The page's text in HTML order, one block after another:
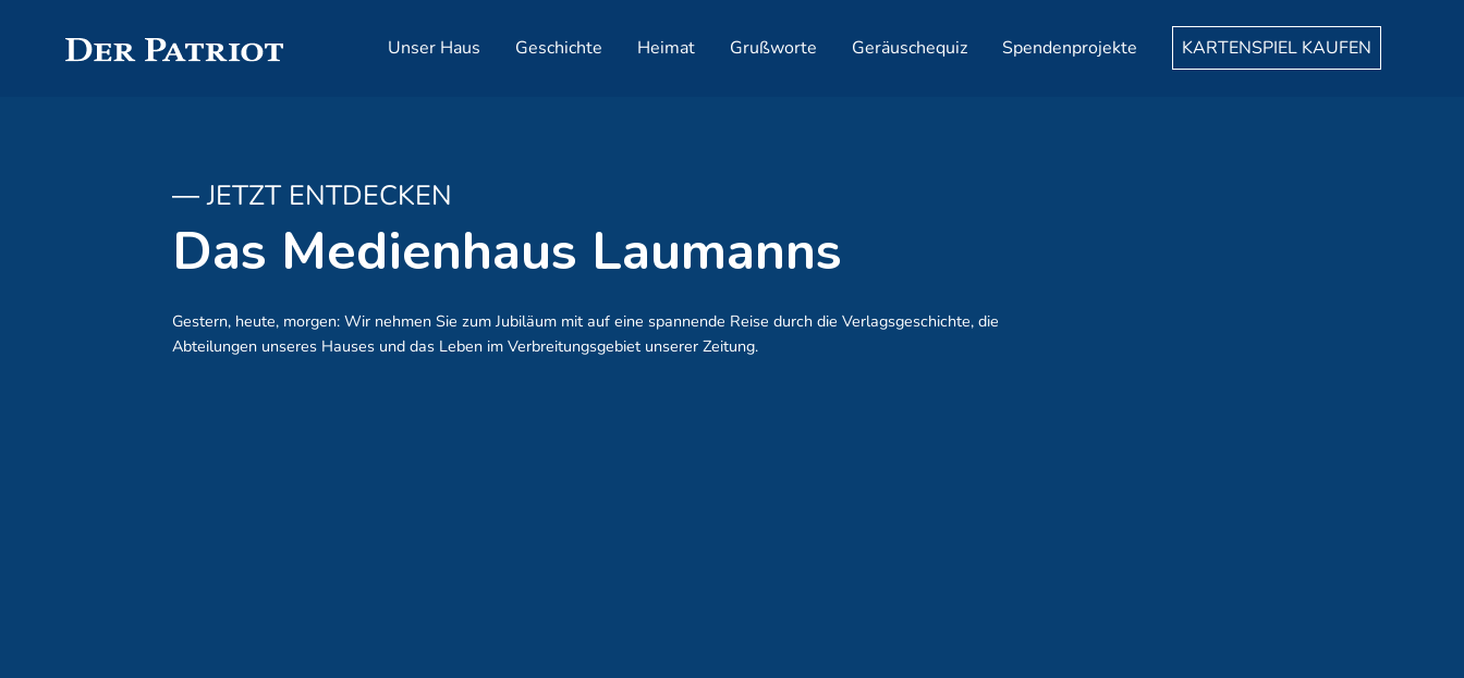
Unser Haus Geschichte Heimat Grußworte Geräuschequiz Spendenprojekte KARTENSPIEL KAUFEN
― JETZT ENTDECKEN
Das Medienhaus Laumanns
Gestern, heute, morgen: Wir nehmen Sie zum Jubiläum mit auf eine spannende Reise durch die Verlagsgeschichte, die
Abteilungen unseres Hauses und das Leben im Verbreitungsgebiet unserer Zeitung.